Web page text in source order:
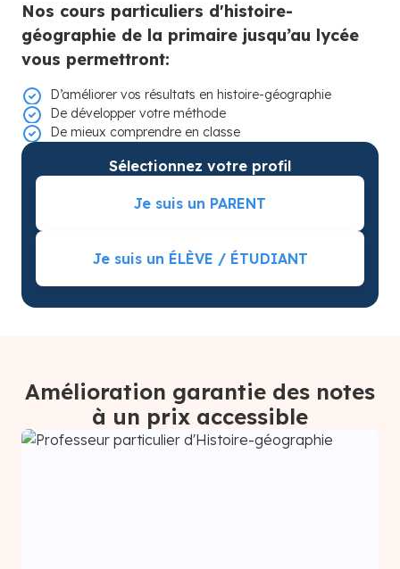
Nos cours particuliers d'histoire-
géographie de la primaire jusqu’au lycée
vous permettront:
D’améliorer vos résultats en histoire-géographie
De développer votre méthode
De mieux comprendre en classe
Sélectionnez votre profil
Je suis un PARENT
Je suis un ÉLÈVE / ÉTUDIANT
Amélioration garantie des notes
à un prix accessible